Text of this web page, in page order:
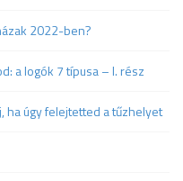
2022-ben?
a logók 7 típusa – I. rész
ha úgy felejtetted a tűzhelyet